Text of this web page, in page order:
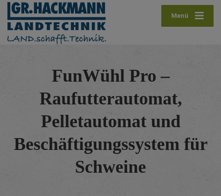
Menü
FunWühl Pro –
Raufutterautomat,
Pelletautomat und
Beschäftigungssystem für
Schweine